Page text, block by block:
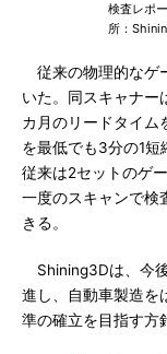
検査レポ
所：
従来の物理的なゲ
いた。同スキャナー
カ月のリードタイム
を最低でも3分の1短
従来は2セットのゲ
一度のスキャンで検
きる。
Shining3Dは、今
進し、自動車製造を
準の確立を目指す方